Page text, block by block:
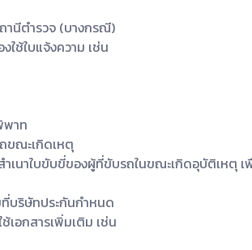
านีตำรวจ (บางกรณี)
ใช้ใบแจ้งความ เช่น
พาท
ขณะเกิดเหตุ
ำเนาใบขับขี่ของผู้ที่ขับรถในขณะเกิดอุบัติเหตุ
บริษัทประกันกำหนด
เอกสารเพิ่มเติม เช่น